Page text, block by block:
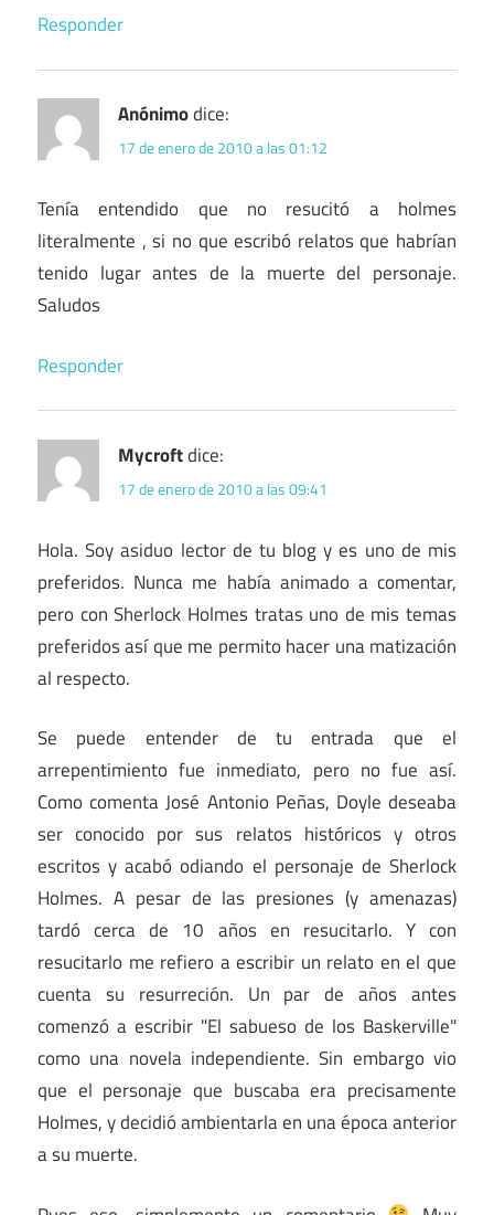
Responder
Anónimodice:
17 de enero de 2010 a las 01:12
Tenía entendido que no resucitó a holmes
literalmente , si no que escribó relatos que habrían
tenido lugar antes de la muerte del personaje.
Saludos
Responder
Mycroftdice:
17 de enero de 2010 a las 09:41
Hola. Soy asiduo lector de tu blog y es uno de mis
preferidos. Nunca me había animado a comentar,
pero con Sherlock Holmes tratas uno de mis temas
preferidos así que me permito hacer una matización
al respecto.
Se puede entender de tu entrada que el
arrepentimiento fue inmediato, pero no fue así.
Como comenta José Antonio Peñas, Doyle deseaba
ser conocido por sus relatos históricos y otros
escritos y acabó odiando el personaje de Sherlock
Holmes. A pesar de las presiones (y amenazas)
tardó cerca de 10 años en resucitarlo. Y con
resucitarlo me refiero a escribir un relato en el que
cuenta su resurreción. Un par de años antes
comenzó a escribir "El sabueso de los Baskerville"
como una novela independiente. Sin embargo vio
que el personaje que buscaba era precisamente
Holmes, y decidió ambientarla en una época anterior
a su muerte.